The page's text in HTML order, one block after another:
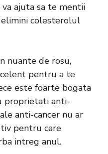
ajuta sa te mentii
elimini colesterolul
nuante de rosu,
pentru a te
este foarte bogata
proprietati anti-
anti-cancer nu ar
pentru care
intreg anul.